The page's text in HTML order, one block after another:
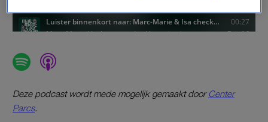
Deze podcast wordt mede mogelijk gemaakt doorCenter
Parcs.